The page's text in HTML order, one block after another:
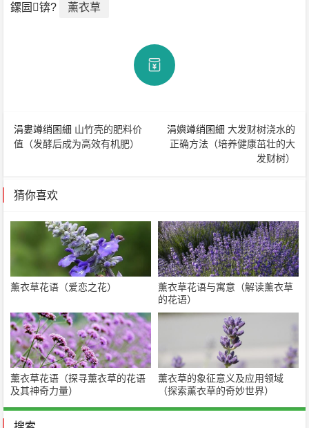
鏍囩锛? 薰衣草
涓婁竴绡囷細 山竹壳的肥料价
值（发酵后成为高效有机肥）
涓嬩竴绡囷細 大发财树浇水的
正确方法（培养健康茁壮的大
发财树）
猜你喜欢
薰衣草花语（爱恋之花）
薰衣草花语与寓意（解读薰衣草
的花语）
薰衣草花语（探寻薰衣草的花语
及其神奇力量）
薰衣草的象征意义及应用领域
（探索薰衣草的奇妙世界）